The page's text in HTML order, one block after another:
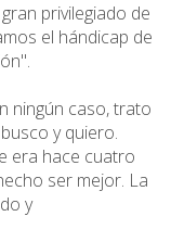
privilegiado de
el hándicap de
ningún caso, trato
y quiero.
era hace cuatro
ser mejor. La
y